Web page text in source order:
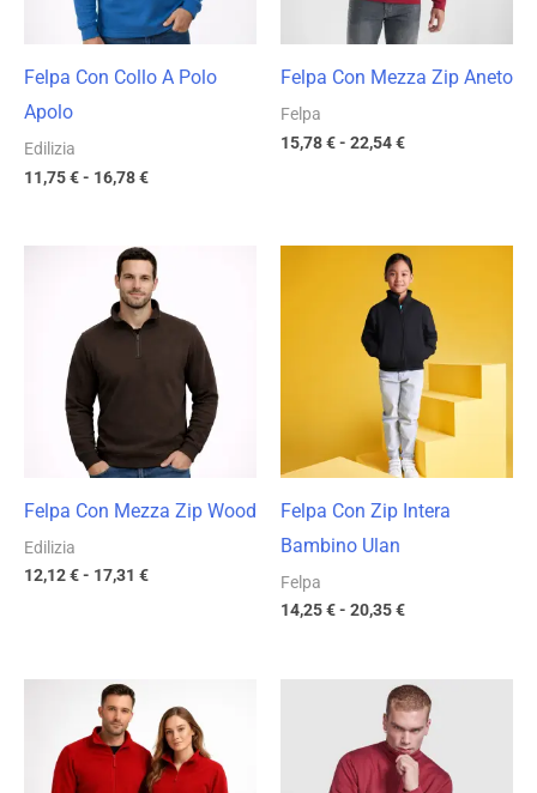
Felpa Con Collo A Polo
Apolo
Edilizia
11,75€- 16,78€
Felpa Con Mezza Zip Aneto
Felpa
15,78€- 22,54€
Felpa Con Mezza Zip Wood
Edilizia
12,12€- 17,31 €
Fascia
di
prezzo:
da
12,12 €
17,31 €
Felpa Con Zip Intera
Bambino Ulan
Felpa
14,25€- 20,35€
Fascia
di
prezzo:
14,25 €
20,35 €
prezzo:
da
13,09 €
Fascia
di
prezzo:
da
17,47 €